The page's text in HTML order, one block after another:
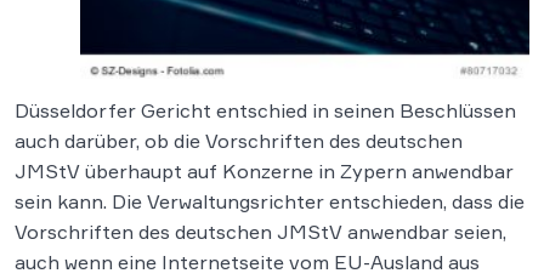
Düsseldorfer Gericht entschied in seinen Beschlüssen
auch darüber, ob die Vorschriften des deutschen
JMStV überhaupt auf Konzerne in Zypern anwendbar
sein kann. Die Verwaltungsrichter entschieden, dass die
Vorschriften des deutschen JMStV anwendbar seien,
auch wenn eine Internetseite vom EU-Ausland aus